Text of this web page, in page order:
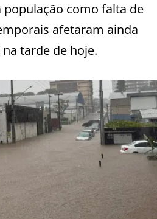
como falta de
afetaram ainda
tarde de hoje.